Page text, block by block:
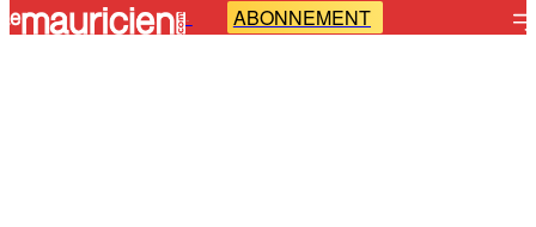
- ABONNEMENT